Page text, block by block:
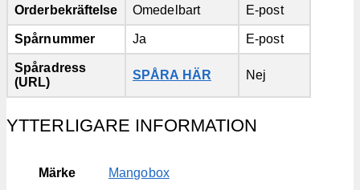
Orderbekräftelse Omedelbart E-post
Spårnummer Ja E-post
Spåradress
(URL)
SPÅRA HÄR Nej
YTTERLIGARE INFORMATION
Märke Mangobox